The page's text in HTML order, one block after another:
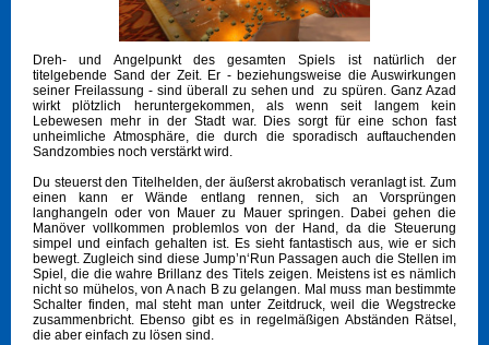
Dreh- und Angelpunkt des gesamten Spiels ist natürlich der
titelgebende Sand der Zeit. Er - beziehungsweise die Auswirkungen
seiner Freilassung - sind überall zu sehen und zu spüren. Ganz Azad
wirkt plötzlich heruntergekommen, als wenn seit langem kein
Lebewesen mehr in der Stadt war. Dies sorgt für eine schon fast
unheimliche Atmosphäre, die durch die sporadisch auftauchenden
Sandzombies noch verstärkt wird.
Du steuerst den Titelhelden, der äußerst akrobatisch veranlagt ist. Zum
einen kann er Wände entlang rennen, sich an Vorsprüngen
langhangeln oder von Mauer zu Mauer springen. Dabei gehen die
Manöver vollkommen problemlos von der Hand, da die Steuerung
simpel und einfach gehalten ist. Es sieht fantastisch aus, wie er sich
bewegt. Zugleich sind diese Jump’n‘Run Passagen auch die Stellen im
Spiel, die die wahre Brillanz des Titels zeigen. Meistens ist es nämlich
nicht so mühelos, von A nach B zu gelangen. Mal muss man bestimmte
Schalter finden, mal steht man unter Zeitdruck, weil die Wegstrecke
zusammenbricht. Ebenso gibt es in regelmäßigen Abständen Rätsel,
die aber einfach zu lösen sind.